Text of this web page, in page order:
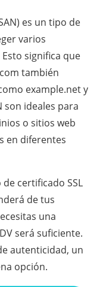
es un tipo de
varios
significa que
también
example.net y
son ideales para
o sitios web
en diferentes
certificado SSL
de tus
una
será suficiente.
autenticidad, un
opción.